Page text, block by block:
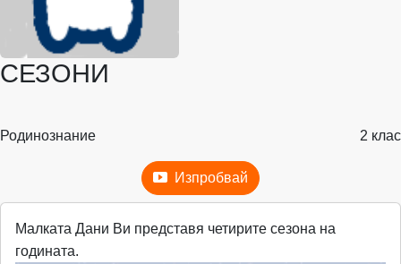
СЕЗОНИ
Родинознание 2 клас
Изпробвай
Малката Дани Ви представя четирите сезона на
годината.